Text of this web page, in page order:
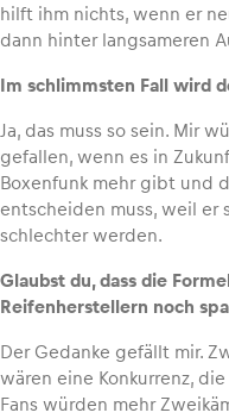
hilft ihm nichts, wenn er
dann hinter langsameren
Im schlimmsten Fall wird
Ja, das muss so sein. Mir
gefallen, wenn es in
Boxenfunk mehr gibt und
entscheiden muss, weil er
schlechter werden.
Glaubst du, dass die
Reifenherstellern noch
Der Gedanke gefällt mir.
wären eine Konkurrenz,
Fans würden mehr